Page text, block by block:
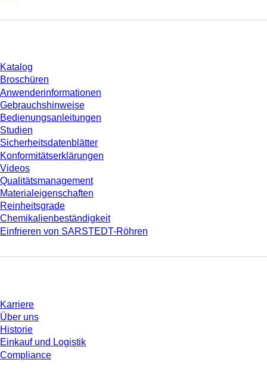
Katalog
Broschüren
Anwenderinformationen
Gebrauchshinweise
Bedienungsanleitungen
Studien
Sicherheitsdatenblätter
Konformitätserklärungen
Videos
Qualitätsmanagement
Materialeigenschaften
Reinheitsgrade
Chemikalienbeständigkeit
Einfrieren von SARSTEDT-Röhren
Karriere
Über uns
Historie
Einkauf und Logistik
Compliance